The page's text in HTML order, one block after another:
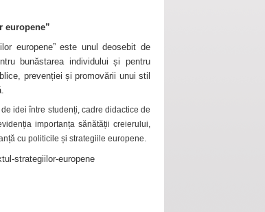
europene”
europene” este unul deosebit de
bunăstarea individului și pentru
prevenției și promovării unui stil
idei între studenți, cadre didactice de
importanța sănătății creierului,
cu politicile și strategiile europene.
strategiilor-europene